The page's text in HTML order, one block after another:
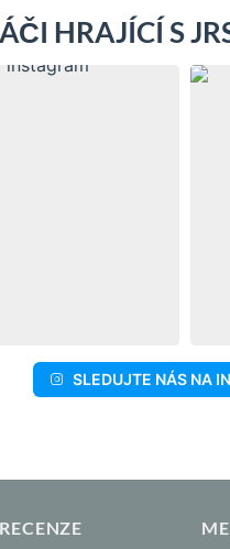
HRAJÍCÍ S
SLEDUJTE NÁS NA